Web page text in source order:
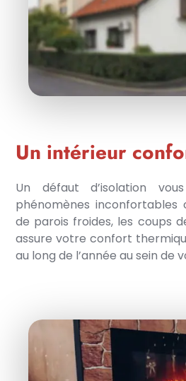
Un intérieur
Un défaut d’isolation
phénomènes inconfortables
de parois froides, les coups
assure votre confort
au long de l’année au sein de